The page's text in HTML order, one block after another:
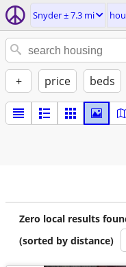
Snyder ± 7.3 mi
+ price beds
Zero local results
(sorted by distance)